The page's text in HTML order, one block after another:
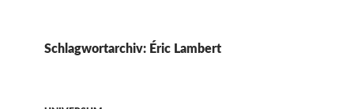
Schlagwortarchiv: Éric Lambert